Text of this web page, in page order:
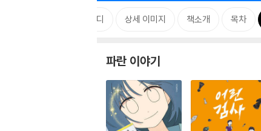
MD 한마디 상세 이미지 책소개 목차
파란 이야기